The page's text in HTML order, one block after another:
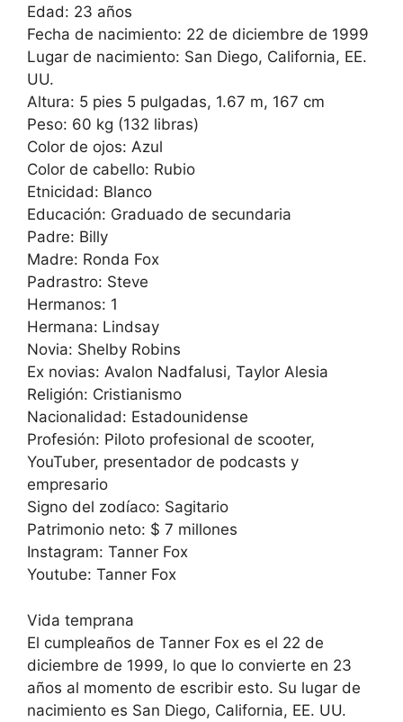
Edad: 23 años
Fecha de nacimiento: 22 de diciembre de 1999
Lugar de nacimiento: San Diego, California, EE.
UU.
Altura: 5 pies 5 pulgadas, 1.67 m, 167 cm
Peso: 60 kg (132 libras)
Color de ojos: Azul
Color de cabello: Rubio
Etnicidad: Blanco
Educación: Graduado de secundaria
Padre: Billy
Madre: Ronda Fox
Padrastro: Steve
Hermanos: 1
Hermana: Lindsay
Novia: Shelby Robins
Ex novias: Avalon Nadfalusi, Taylor Alesia
Religión: Cristianismo
Nacionalidad: Estadounidense
Profesión: Piloto profesional de scooter,
YouTuber, presentador de podcasts y
empresario
Signo del zodíaco: Sagitario
Patrimonio neto: $ 7 millones
Instagram: Tanner Fox
Youtube: Tanner Fox
Vida temprana
El cumpleaños de Tanner Fox es el 22 de
diciembre de 1999, lo que lo convierte en 23
años al momento de escribir esto. Su lugar de
nacimiento es San Diego, California, EE. UU.